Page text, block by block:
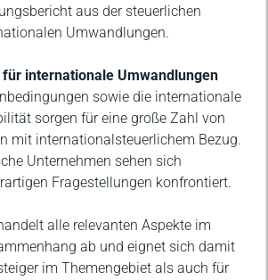
aus der steuerlichen
Umwandlungen.
internationale Umwandlungen
sowie die internationale
sorgen für eine große Zahl von
mit internationalsteuerlichem Bezug.
Unternehmen sehen sich
Fragestellungen konfrontiert.
alle relevanten Aspekte im
ab und eignet sich damit
im Themengebiet als auch für